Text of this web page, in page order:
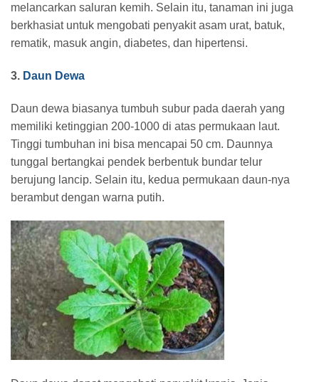
melancarkan saluran kemih. Selain itu, tanaman ini juga
berkhasiat untuk mengobati penyakit asam urat, batuk,
rematik, masuk angin, diabetes, dan hipertensi.
3. Daun Dewa
Daun dewa biasanya tumbuh subur pada daerah yang
memiliki ketinggian 200-1000 di atas permukaan laut.
Tinggi tumbuhan ini bisa mencapai 50 cm. Daunnya
tunggal bertangkai pendek berbentuk bundar telur
berujung lancip. Selain itu, kedua permukaan daun-nya
berambut dengan warna putih.